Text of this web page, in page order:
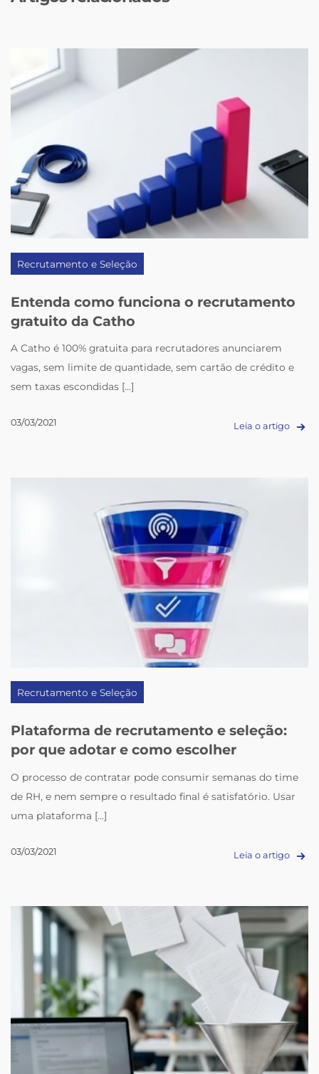
Recrutamento e Seleção
Entenda como funciona o recrutamento
gratuito da Catho
A Catho é 100% gratuita para recrutadores anunciarem
vagas, sem limite de quantidade, sem cartão de crédito e
sem taxas escondidas [...]
03/03/2021 Leia o artigo
Recrutamento e Seleção
Plataforma de recrutamento e seleção:
por que adotar e como escolher
O processo de contratar pode consumir semanas do time
de RH, e nem sempre o resultado final é satisfatório. Usar
uma plataforma [...]
03/03/2021 Leia o artigo